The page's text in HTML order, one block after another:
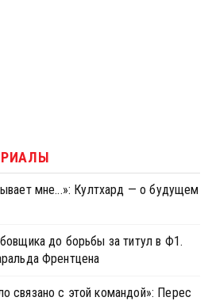
мне...»: Култхард — о будущем
до борьбы за титул в Ф1.
Френтцена
связано с этой командой»: Перес